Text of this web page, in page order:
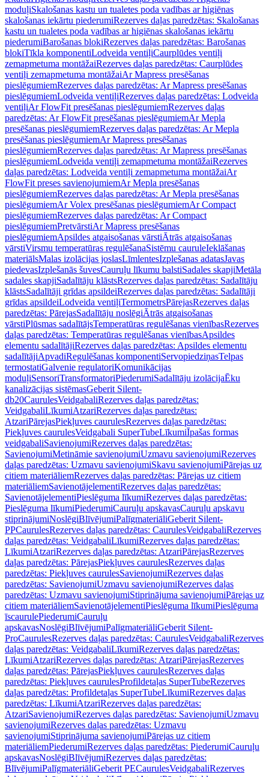
moduļiSkalošanas kastu un tualetes poda vadības ar higiēnas
skalošanas iekārtu piederumiRezerves daļas paredzētas: Skalošanas
kastu un tualetes poda vadības ar higiēnas skalošanas iekārtu
piederumiBarošanas blokiRezerves daļas paredzētas: Barošanas
blokiTīkla komponentiLodveida ventiļiCaurplūdes ventiļi
zemapmetuma montāžaiRezerves daļas paredzētas: Caurplūdes
ventiļi zemapmetuma montāžaiAr Mapress presēšanas
pieslēgumiemRezerves daļas paredzētas: Ar Mapress presēšanas
pieslēgumiemLodveida ventiļiRezerves daļas paredzētas: Lodveida
ventiļiAr FlowFit presēšanas pieslēgumiemRezerves daļas
paredzētas: Ar FlowFit presēšanas pieslēgumiemAr Mepla
presēšanas pieslēgumiemRezerves daļas paredzētas: Ar Mepla
presēšanas pieslēgumiemAr Mapress presēšanas
pieslēgumiemRezerves daļas paredzētas: Ar Mapress presēšanas
pieslēgumiemLodveida ventiļi zemapmetuma montāžaiRezerves
daļas paredzētas: Lodveida ventiļi zemapmetuma montāžaiAr
FlowFit preses savienojumiemAr Mepla presēšanas
pieslēgumiemRezerves daļas paredzētas: Ar Mepla presēšanas
pieslēgumiemAr Volex presēšanas pieslēgumiemAr Compact
pieslēgumiemRezerves daļas paredzētas: Ar Compact
pieslēgumiemPretvārstiAr Mapress presēšanas
pieslēgumiemApsildes atgaisošanas vārstiĀtrās atgaisošanas
vārstiVirsmu temperatūras regulēšanaSistēmu cauruleIeklāšanas
materiālsMalas izolācijas joslasLīmlentesIzplešanas adatasJavas
piedevasIzplešanās šuvesCauruļu līkumu balstiSadales skapjiMetāla
sadales skapjiSadalītāju klāstsRezerves daļas paredzētas: Sadalītāju
klāstsSadalītāji grīdas apsildeiRezerves daļas paredzētas: Sadalītāji
grīdas apsildeiLodveida ventiļiTermometrsPārejasRezerves daļas
paredzētas: PārejasSadalītāju noslēgiĀtrās atgaisošanas
vārstiPlūsmas sadalītājsTemperatūras regulēšanas vienībasRezerves
daļas paredzētas: Temperatūras regulēšanas vienībasApsildes
elementu sadalītājiRezerves daļas paredzētas: Apsildes elementu
sadalītājiApvadiRegulēšanas komponentiServopiedziņasTelpas
termostatiGalvenie regulatoriKomunikācijas
moduļiSensoriTransformatoriPiederumiSadalītāju izolācijaĒku
kanalizācijas sistēmasGeberit Silent-
db20CaurulesVeidgabaliRezerves daļas paredzētas:
VeidgabaliLīkumiAtzariRezerves daļas paredzētas:
AtzariPārejasPiekļuves caurulesRezerves daļas paredzētas:
Piekļuves caurulesVeidgabali SuperTubeLīkumiĪpašas formas
veidgabaliSavienojumiRezerves daļas paredzētas:
SavienojumiMetināmie savienojumiUzmavu savienojumiRezerves
daļas paredzētas: Uzmavu savienojumiSkavu savienojumiPārejas uz
citiem materiāliemRezerves daļas paredzētas: Pārejas uz citiem
materiāliemSavienotājelementiRezerves daļas paredzētas:
SavienotājelementiPieslēguma līkumiRezerves daļas paredzētas:
Pieslēguma līkumiPiederumiCauruļu apskavasCauruļu apskavu
stiprinājumiNoslēgiBlīvējumiPalīgmateriāliGeberit Silent-
PPCaurulesRezerves daļas paredzētas: CaurulesVeidgabaliRezerves
daļas paredzētas: VeidgabaliLīkumiRezerves daļas paredzētas:
LīkumiAtzariRezerves daļas paredzētas: AtzariPārejasRezerves
daļas paredzētas: PārejasPiekļuves caurulesRezerves daļas
paredzētas: Piekļuves caurulesSavienojumiRezerves daļas
paredzētas: SavienojumiUzmavu savienojumiRezerves daļas
paredzētas: Uzmavu savienojumiStiprinājuma savienojumiPārejas uz
citiem materiāliemSavienotājelementiPieslēguma līkumiPieslēguma
īscaurulePiederumiCauruļu
apskavasNoslēgiBlīvējumiPalīgmateriāliGeberit Silent-
ProCaurulesRezerves daļas paredzētas: CaurulesVeidgabaliRezerves
daļas paredzētas: VeidgabaliLīkumiRezerves daļas paredzētas:
LīkumiAtzariRezerves daļas paredzētas: AtzariPārejasRezerves
daļas paredzētas: PārejasPiekļuves caurulesRezerves daļas
paredzētas: Piekļuves caurulesProfildetaļas SuperTubeRezerves
daļas paredzētas: Profildetaļas SuperTubeLīkumiRezerves daļas
paredzētas: LīkumiAtzariRezerves daļas paredzētas:
AtzariSavienojumiRezerves daļas paredzētas: SavienojumiUzmavu
savienojumiRezerves daļas paredzētas: Uzmavu
savienojumiStiprinājuma savienojumiPārejas uz citiem
materiāliemPiederumiRezerves daļas paredzētas: PiederumiCauruļu
apskavasNoslēgiBlīvējumiRezerves daļas paredzētas:
BlīvējumiPalīgmateriāliGeberit PECaurulesVeidgabaliRezerves